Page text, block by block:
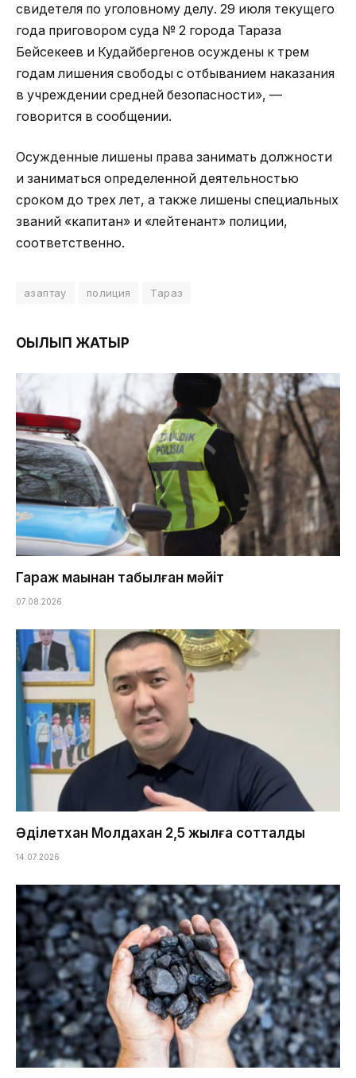
свидетеля по уголовному делу. 29 июля текущего
года приговором суда № 2 города Тараза
Бейсекеев и Кудайбергенов осуждены к трем
годам лишения свободы с отбыванием наказания
в учреждении средней безопасности», —
говорится в сообщении.
Осужденные лишены права занимать должности
и заниматься определенной деятельностью
сроком до трех лет, а также лишены специальных
званий «капитан» и «лейтенант» полиции,
соответственно.
азаптау полиция Тараз
ОҚЫЛЫП ЖАТЫР
Гараж маңынан табылған мәйіт
07.08.2026
Әділетхан Молдахан 2,5 жылға сотталды
14.07.2026